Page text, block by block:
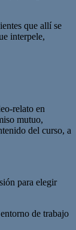
que allí se
interpele,
relato en
mutuo,
del curso, a
para elegir
de trabajo